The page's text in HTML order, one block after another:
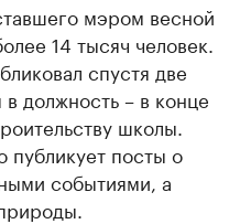
мэром весной
14 тысяч человек.
спустя две
должность – в конце
школы.
публикует посты о
событиями, а